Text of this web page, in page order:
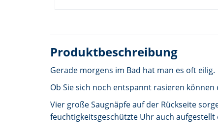
Produktbeschreibung
Gerade morgens im Bad hat man es oft eilig.
Ob Sie sich noch entspannt rasieren
Vier große Saugnäpfe auf der Rückseite
feuchtigkeitsgeschützte Uhr auch